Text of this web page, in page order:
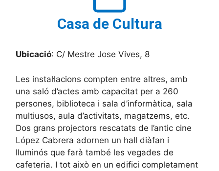
Casa de Cultura
Ubicació: C/ Mestre Jose Vives, 8
Les instal·lacions compten entre altres, amb
una saló d’actes amb capacitat per a 260
persones, biblioteca i sala d’informàtica, sala
multiusos, aula d’activitats, magatzems, etc.
Dos grans projectors rescatats de l’antic cine
López Cabrera adornen un hall diàfan i
lluminós que farà també les vegades de
cafeteria. I tot això en un edifici completament